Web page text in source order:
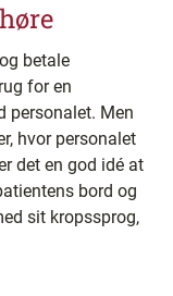
betale
for en
personalet. Men
hvor personalet
det en god idé at
bord og
sit kropssprog,